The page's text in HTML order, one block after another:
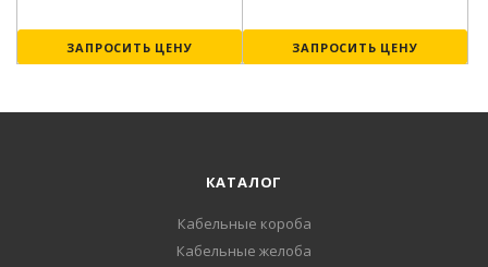
ЗАПРОСИТЬ ЦЕНУ ЗАПРОСИТЬ ЦЕНУ
КАТАЛОГ
Кабельные короба
Кабельные желоба